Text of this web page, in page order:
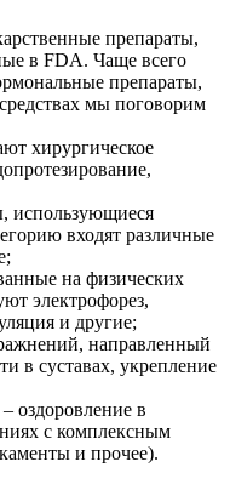
препараты,
в FDA. Чаще всего
препараты,
мы поговорим
хирургическое
использующиеся
входят различные
на физических
электрофорез,
и другие;
направленный
в суставах, укрепление
оздоровление в
с комплексным
и прочее).